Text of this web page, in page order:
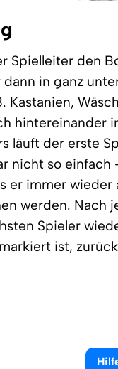
Spielleiter den
in ganz
Kastanien,
hintereinander
läuft der erste
nicht so einfach
er immer
werden. Nach
Spieler
ist,